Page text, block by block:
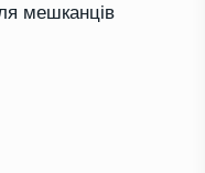
мешканців